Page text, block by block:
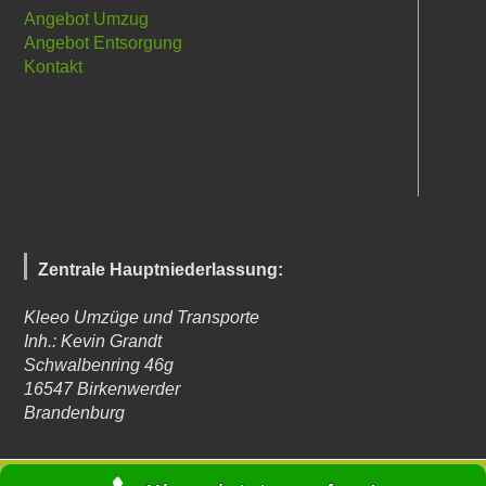
Angebot Umzug
Angebot Entsorgung
Kontakt
Zentrale Hauptniederlassung:
Kleeo Umzüge und Transporte
Inh.: Kevin Grandt
Schwalbenring 46g
16547 Birkenwerder
Brandenburg
© Kleeo Umzüge und Transporte 2023 - Autor: Kevin Grandt -